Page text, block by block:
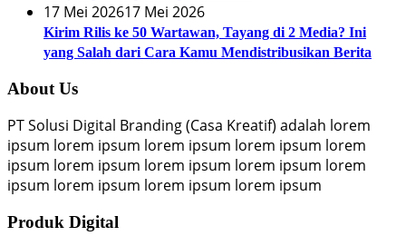
17 Mei 202617 Mei 2026
Kirim Rilis ke 50 Wartawan, Tayang di 2 Media? Ini
yang Salah dari Cara Kamu Mendistribusikan Berita
About Us
PT Solusi Digital Branding (Casa Kreatif) adalah lorem
ipsum lorem ipsum lorem ipsum lorem ipsum lorem
ipsum lorem ipsum lorem ipsum lorem ipsum lorem
ipsum lorem ipsum lorem ipsum lorem ipsum
Produk Digital